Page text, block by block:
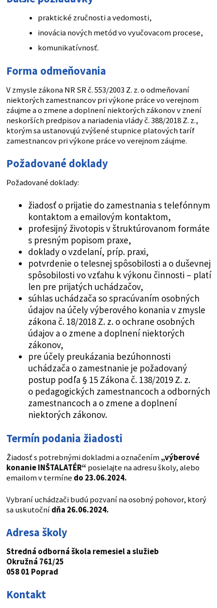
praktické zručnosti a vedomosti,
inovácia nových metód vo vyučovacom procese,
komunikatívnosť.
Forma odmeňovania
V zmysle zákona NR SR č. 553/2003 Z. z. o odmeňovaní
niektorých zamestnancov pri výkone práce vo verejnom
záujme a o zmene a doplnení niektorých zákonov v znení
neskorších predpisov a nariadenia vlády č. 388/2018 Z. z.,
ktorým sa ustanovujú zvýšené stupnice platových taríf
zamestnancov pri výkone práce vo verejnom záujme.
Požadované doklady
Požadované doklady:
žiadosť o prijatie do zamestnania s telefónnym
kontaktom a emailovým kontaktom,
profesijný životopis v štruktúrovanom formáte
s presným popisom praxe,
doklady o vzdelaní, príp. praxi,
potvrdenie o telesnej spôsobilosti a o duševnej
spôsobilosti vo vzťahu k výkonu činnosti – platí
len pre prijatých uchádzačov,
súhlas uchádzača so spracúvaním osobných
údajov na účely výberového konania v zmysle
zákona č. 18/2018 Z. z. o ochrane osobných
údajov a o zmene a doplnení niektorých
zákonov,
pre účely preukázania bezúhonnosti
uchádzača o zamestnanie je požadovaný
postup podľa § 15 Zákona č. 138/2019 Z. z.
o pedagogických zamestnancoch a odborných
zamestnancoch a o zmene a doplnení
niektorých zákonov.
Termín podania žiadosti
Žiadosť s potrebnými dokladmi a označením„výberové
konanie INŠTALATÉR“ posielajte na adresu školy, alebo
emailom v termíne do 23.06.2024.
Vybraní uchádzači budú pozvaní na osobný pohovor, ktorý
sa uskutočnídňa 26.06.2024.
Adresa školy
Stredná odborná škola remesiel a služieb
Okružná 761/25
058 01 Poprad
Kontakt